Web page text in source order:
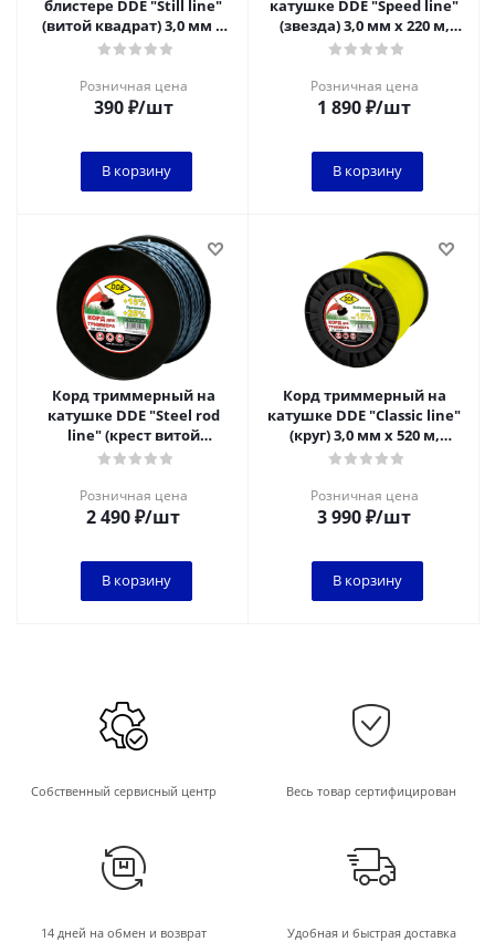
блистере DDE "Still line"
(витой квадрат) 3,0 мм х
30 м, голубой
Розничная цена
390₽/шт
В корзину
катушке DDE "Speed line"
(звезда) 3,0 мм х 220 м,
красный
Розничная цена
1 890₽/шт
В корзину
Корд триммерный на
катушке DDE "Steel rod
line" (крест витой
армированный) 3,0 мм х
Розничная цена
2 490₽/шт
В корзину
Корд триммерный на
катушке DDE "Classic line"
(круг) 3,0 мм х 520 м,
желтый
Розничная цена
3 990₽/шт
В корзину
Собственный сервисный центр Весь товар сертифицирован
14 дней на обмен и возврат Удобная и быстрая доставка